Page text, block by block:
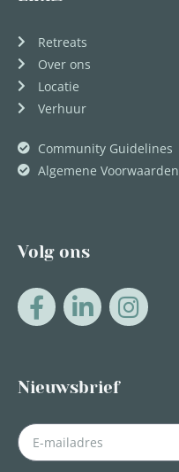
Retreats
Over ons
Locatie
Verhuur
Community Guidelines
Algemene Voorwaarden
Volg ons
Nieuwsbrief